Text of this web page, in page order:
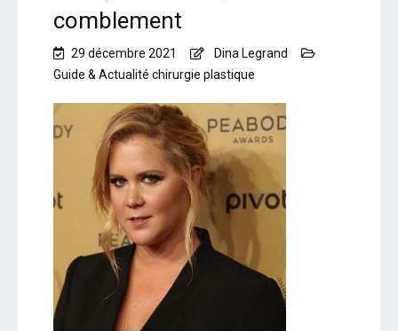
comblement
29 décembre 2021
Dina Legrand
Guide & Actualité chirurgie plastique